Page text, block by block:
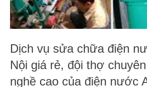
Dịch vụ sửa chữa điện
Nội giá rẻ, đội thợ
nghề cao của điện nước